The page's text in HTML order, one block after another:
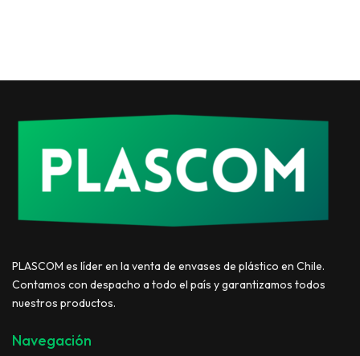
PLASCOM es líder en la venta de envases de plástico en Chile.
Contamos con despacho a todo el país y garantizamos todos
nuestros productos.
Navegación